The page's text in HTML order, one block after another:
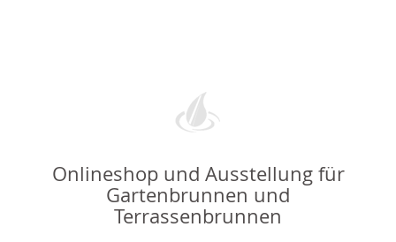
Onlineshop und Ausstellung für
Gartenbrunnen und
Terrassenbrunnen